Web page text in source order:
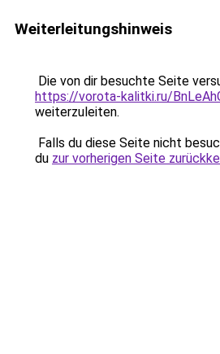
Weiterleitungshinweis
Die von dir besuchte Seite
https://vorota-kalitki.ru/
weiterzuleiten.
Falls du diese Seite nicht
du zur vorherigen Seite